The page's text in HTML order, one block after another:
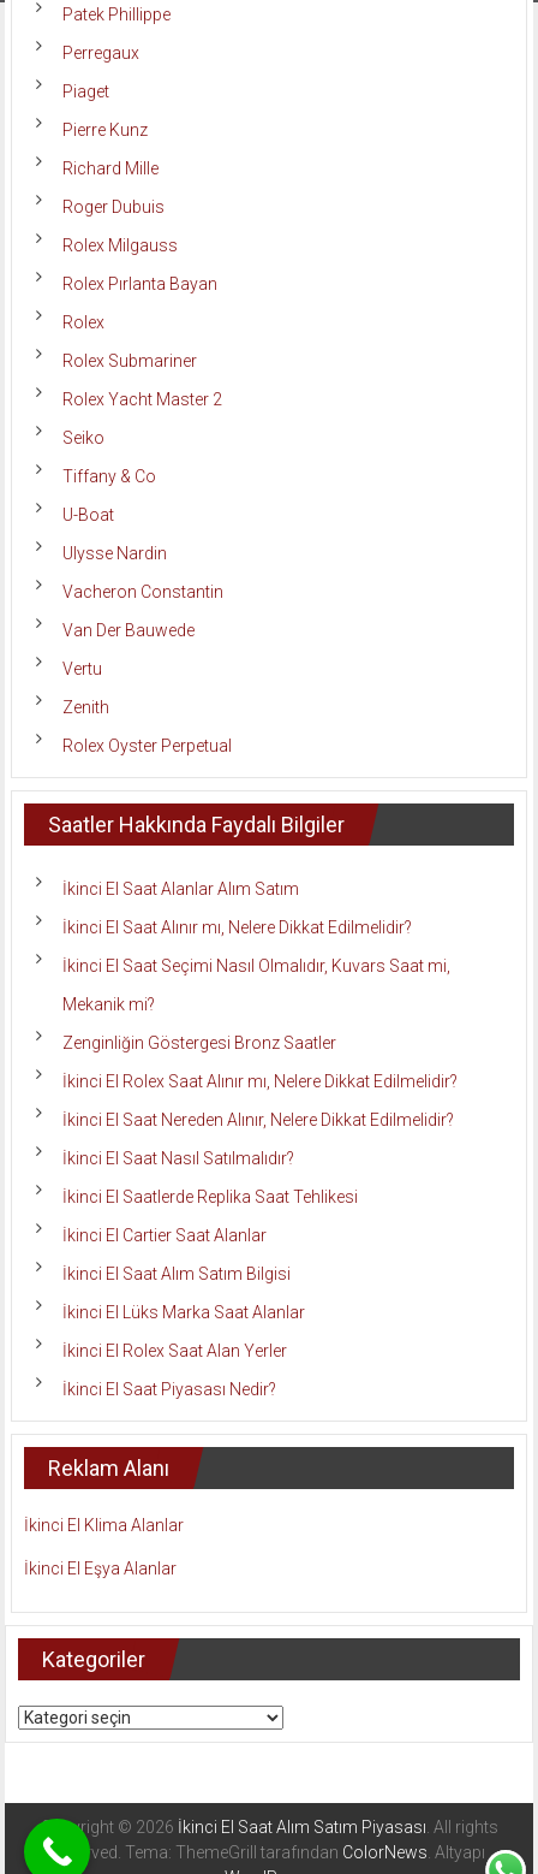
Patek Phillippe
Perregaux
Piaget
Pierre Kunz
Richard Mille
Roger Dubuis
Rolex Milgauss
Rolex Pırlanta Bayan
Rolex
Rolex Submariner
Rolex Yacht Master 2
Seiko
Tiffany & Co
U-Boat
Ulysse Nardin
Vacheron Constantin
Van Der Bauwede
Vertu
Zenith
Rolex Oyster Perpetual
Saatler Hakkında Faydalı Bilgiler
İkinci El Saat Alanlar Alım Satım
İkinci El Saat Alınır mı, Nelere Dikkat Edilmelidir?
İkinci El Saat Seçimi Nasıl Olmalıdır, Kuvars Saat mi,
Mekanik mi?
Zenginliğin Göstergesi Bronz Saatler
İkinci El Rolex Saat Alınır mı, Nelere Dikkat Edilmelidir?
İkinci El Saat Nereden Alınır, Nelere Dikkat Edilmelidir?
İkinci El Saat Nasıl Satılmalıdır?
İkinci El Saatlerde Replika Saat Tehlikesi
İkinci El Cartier Saat Alanlar
İkinci El Saat Alım Satım Bilgisi
İkinci El Lüks Marka Saat Alanlar
İkinci El Rolex Saat Alan Yerler
İkinci El Saat Piyasası Nedir?
Reklam Alanı
İkinci El Klima Alanlar
İkinci El Eşya Alanlar
Kategoriler
Kategoriler
Copyright © 2026 İkinci El Saat Alım Satım Piyasası. All rights
reserved. Tema: ThemeGrill tarafından ColorNews. Altyapı